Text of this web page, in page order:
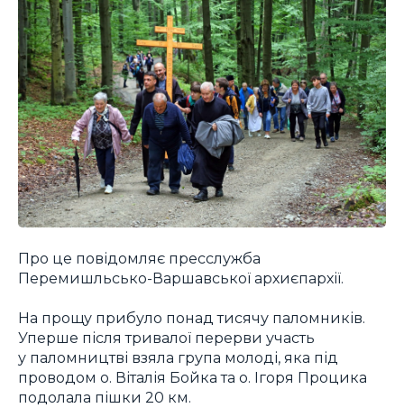
Про це повідомляє пресслужба
Перемишльсько-Варшавської архиєпархії.
На прощу прибуло понад тисячу паломників.
Уперше після тривалої перерви участь
у паломництві взяла група молоді, яка під
проводом о. Віталія Бойка та о. Ігоря Процика
подолала пішки 20 км.